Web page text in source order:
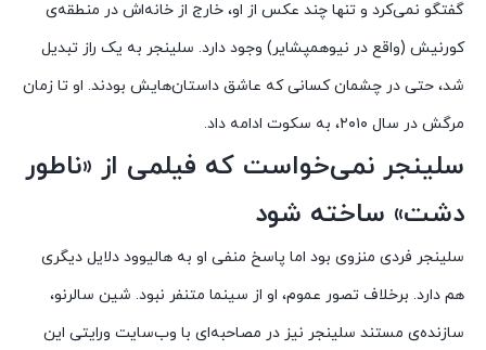
گفتگو نمی‌کرد و تنها چند عکس از او، خارج از خانه‌اش در منطقه‌ی
کورنیش (واقع در نیوهمپشایر) وجود دارد. سلینجر به یک راز تبدیل
شد، حتی در چشمان کسانی که عاشق داستان‌هایش بودند. او تا زمان
مرگش در سال ۲۰۱۰، به سکوت ادامه داد.
سلینجر نمی‌خواست که فیلمی از «ناطور
دشت» ساخته شود
سلینجر فردی منزوی بود اما پاسخ منفی او به هالیوود دلایل دیگری
هم دارد. برخلاف تصور عموم، او از سینما متنفر نبود. شین سالرنو،
سازنده‌ی مستند سلینجر نیز در مصاحبه‌ای با وب‌سایت ورایتی این